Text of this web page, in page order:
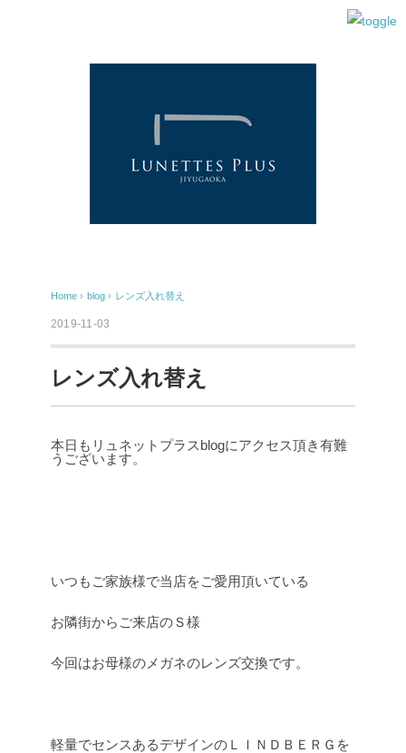
Home › blog › レンズ入れ替え
2019-11-03
レンズ入れ替え
本日もリュネットプラスblogにアクセス頂き有難
うございます。
いつもご家族様で当店をご愛用頂いている
お隣街からご来店のＳ様
今回はお母様のメガネのレンズ交換です。
軽量でセンスあるデザインのＬＩＮＤＢＥＲＧを